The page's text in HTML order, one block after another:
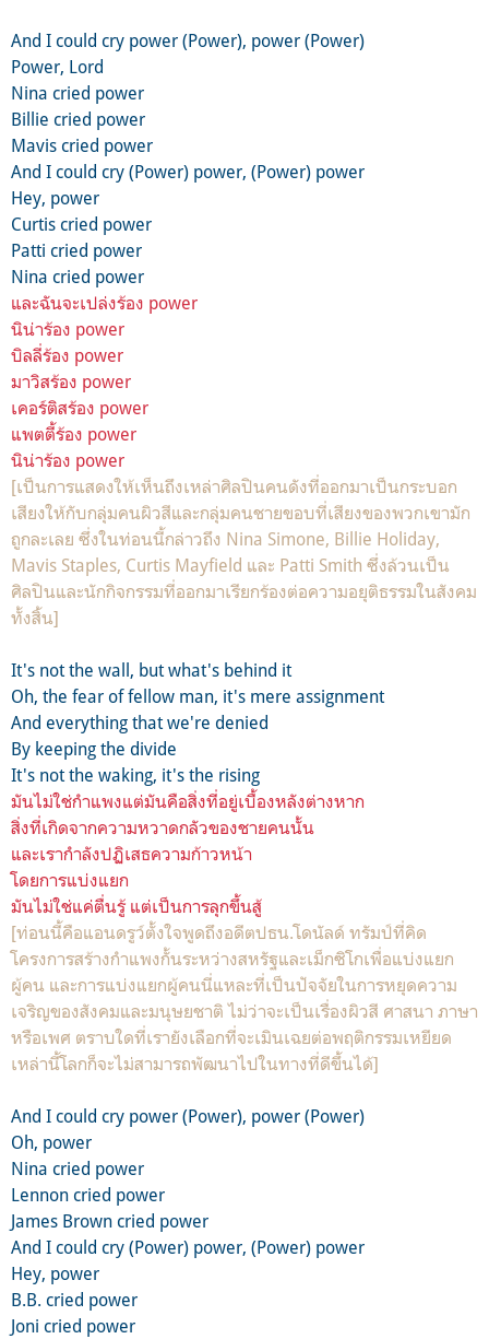
And I could cry power (Power), power (Power)
Power, Lord
Nina cried power
Billie cried power
Mavis cried power
And I could cry (Power) power, (Power) power
Hey, power
Curtis cried power
Patti cried power
Nina cried power
และฉันจะเปล่งร้อง power
นิน่าร้อง power
บิลลี่ร้อง power
มาวิสร้อง power
เคอร์ติสร้อง power
แพตตี้ร้อง power
นิน่าร้อง power
[เป็นการแสดงให้เห็นถึงเหล่าศิลปินคนดังที่ออกมาเป็นกระบอก
เสียงให้กับกลุ่มคนผิวสีและกลุ่มคนชายขอบที่เสียงของพวกเขามัก
ถูกละเลย ซึ่งในท่อนนี้กล่าวถึง Nina Simone, Billie Holiday,
Mavis Staples, Curtis Mayfield และ Patti Smith ซึ่งล้วนเป็น
ศิลปินและนักกิจกรรมที่ออกมาเรียกร้องต่อความอยุติธรรมในสังคม
ทั้งสิ้น]
It's not the wall, but what's behind it
Oh, the fear of fellow man, it's mere assignment
And everything that we're denied
By keeping the divide
It's not the waking, it's the rising
มันไม่ใช่กำแพงแต่มันคือสิ่งที่อยู่เบื้องหลังต่างหาก
สิ่งที่เกิดจากความหวาดกลัวของชายคนนั้น
และเรากำลังปฏิเสธความก้าวหน้า
โดยการแบ่งแยก
มันไม่ใช่แค่ตื่นรู้ แต่เป็นการลุกขึ้นสู้
[ท่อนนี้คือแอนดรูว์ตั้งใจพูดถึงอดีตปธน.โดนัลด์ ทรัมป์ที่คิด
โครงการสร้างกำแพงกั้นระหว่างสหรัฐและเม็กซิโกเพื่อแบ่งแยก
ผู้คน และการแบ่งแยกผู้คนนี่แหละที่เป็นปัจจัยในการหยุดความ
เจริญของสังคมและมนุษยชาติ ไม่ว่าจะเป็นเรื่องผิวสี ศาสนา ภาษา
หรือเพศ ตราบใดที่เรายังเลือกที่จะเมินเฉยต่อพฤติกรรมเหยียด
เหล่านี้โลกก็จะไม่สามารถพัฒนาไปในทางที่ดีขึ้นได้]
And I could cry power (Power), power (Power)
Oh, power
Nina cried power
Lennon cried power
James Brown cried power
And I could cry (Power) power, (Power) power
Hey, power
B.B. cried power
Joni cried power